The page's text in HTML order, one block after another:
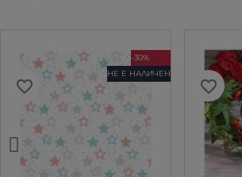
-30%
НЕ Е НАЛИЧЕН
favorite_border favorite_border